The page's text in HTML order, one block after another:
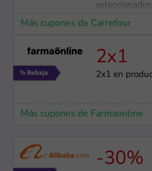
seleccionados
Más cupones de Carrefour
2x1
2x1 en
Más cupones de Farmaonline
-30%